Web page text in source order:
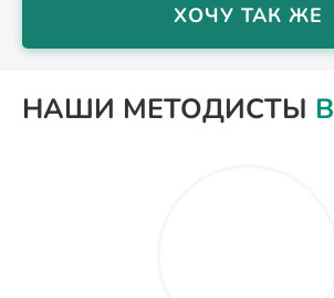
ХОЧУ ТАК ЖЕ
НАШИ МЕТОДИСТЫ